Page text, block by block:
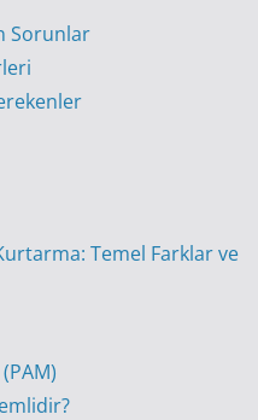
Sorunlar
Temel Farklar ve